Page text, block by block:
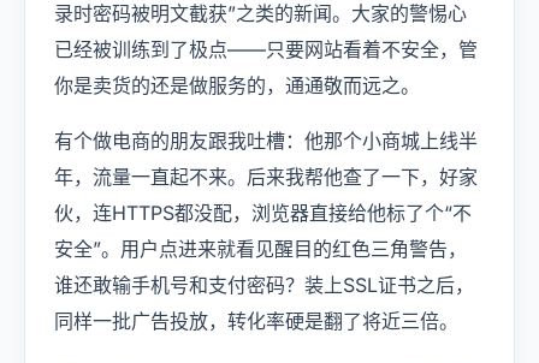
录时密码被明文截获”之类的新闻。大家的警惕心
已经被训练到了极点——只要网站看着不安全，管
你是卖货的还是做服务的，通通敬而远之。
有个做电商的朋友跟我吐槽：他那个小商城上线半
年，流量一直起不来。后来我帮他查了一下，好家
伙，连HTTPS都没配，浏览器直接给他标了个“不
安全”。用户点进来就看见醒目的红色三角警告，
谁还敢输手机号和支付密码？装上SSL证书之后，
同样一批广告投放，转化率硬是翻了将近三倍。